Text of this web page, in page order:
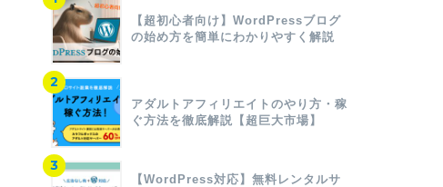
【超初心者向け】WordPressブログ
の始め方を簡単にわかりやすく解説
アダルトアフィリエイトのやり方・稼
ぐ方法を徹底解説【超巨大市場】
【WordPress対応】無料レンタルサ